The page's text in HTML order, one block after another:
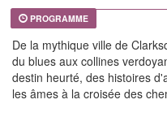
PROGRAMME
De la mythique ville de
du blues aux collines
destin heurté, des histoires
les âmes à la croisée des